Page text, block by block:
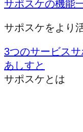
サポスケの機能
サポスケをより
3つのサービスサ
あしすと
サポスケとは